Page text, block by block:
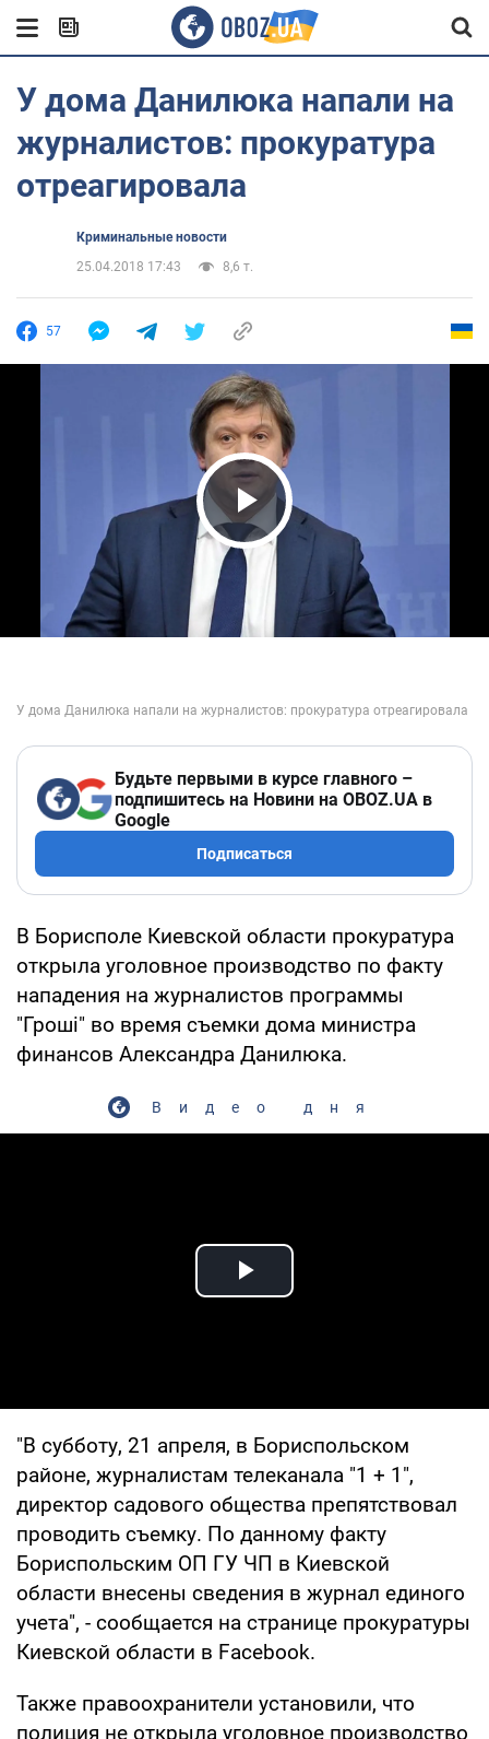
У дома Данилюка напали на
журналистов: прокуратура
отреагировала
Криминальные новости
25.04.2018 17:43
8,6 т.
57
Play Video
Будьте первыми в курсе главного –
подпишитесь на Новини на OBOZ.UA в
Google
Подписаться
В Борисполе Киевской области прокуратура
открыла уголовное производство по факту
нападения на журналистов программы
"Гроші" во время съемки дома министра
финансов Александра Данилюка.
Видео дня
Play Video
"В субботу, 21 апреля, в Бориспольском
районе, журналистам телеканала "1 + 1",
директор садового общества препятствовал
проводить съемку. По данному факту
Бориспольским ОП ГУ ЧП в Киевской
области внесены сведения в журнал единого
учета", - сообщается на странице прокуратуры
Киевской области в Facebook.
Также правоохранители установили, что
полиция не открыла уголовное производство